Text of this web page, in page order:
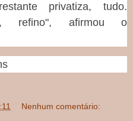
privatiza, tudo.
refino", afirmou o
Nenhum comentário: